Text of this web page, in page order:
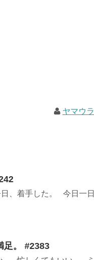
ヤマウラ
、着手した。 今日一日
足。 #2383